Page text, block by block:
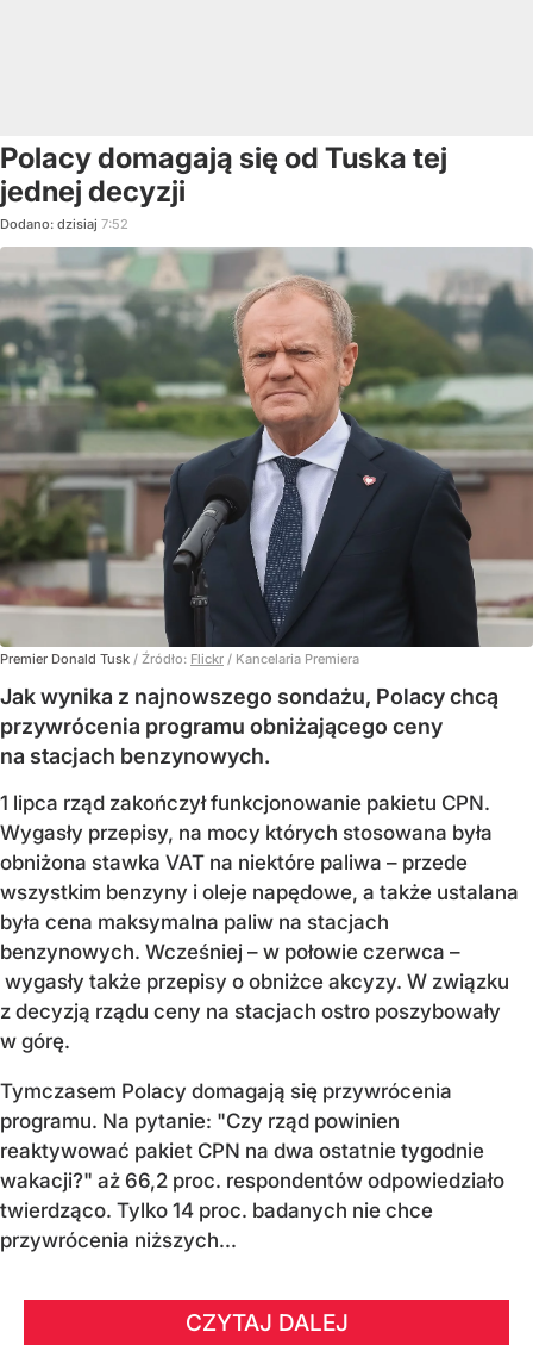
Polacy domagają się od Tuska tej
jednej decyzji
Dodano: dzisiaj 7:52
Premier Donald Tusk / Źródło: Flickr / Kancelaria Premiera
Jak wynika z najnowszego sondażu, Polacy chcą
przywrócenia programu obniżającego ceny
na stacjach benzynowych.
1 lipca rząd zakończył funkcjonowanie pakietu CPN.
Wygasły przepisy, na mocy których stosowana była
obniżona stawka VAT na niektóre paliwa – przede
wszystkim benzyny i oleje napędowe, a także ustalana
była cena maksymalna paliw na stacjach
benzynowych. Wcześniej – w połowie czerwca –
wygasły także przepisy o obniżce akcyzy. W związku
z decyzją rządu ceny na stacjach ostro poszybowały
w górę.
Tymczasem Polacy domagają się przywrócenia
programu. Na pytanie: "Czy rząd powinien
reaktywować pakiet CPN na dwa ostatnie tygodnie
wakacji?" aż 66,2 proc. respondentów odpowiedziało
twierdząco. Tylko 14 proc. badanych nie chce
przywrócenia niższych...
CZYTAJ DALEJ